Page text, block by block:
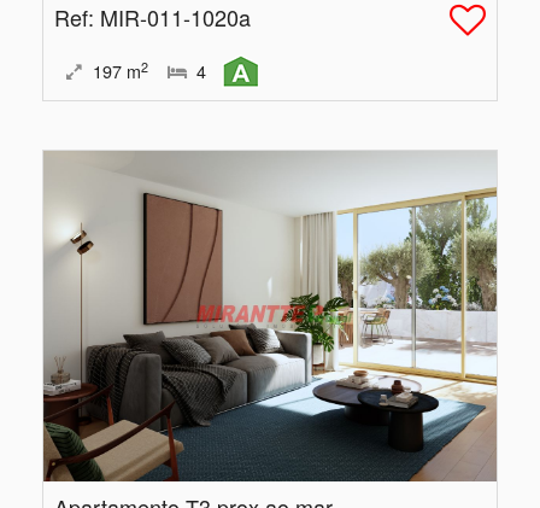
Ref: MIR-011-1020a
197 m2 4